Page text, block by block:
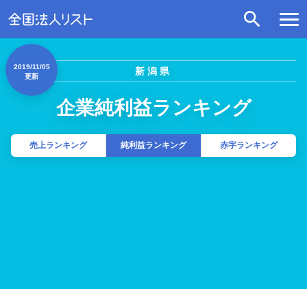
新潟県
企業純利益ランキング
2019/11/05
更新
売上ランキング 純利益ランキング 赤字ランキング